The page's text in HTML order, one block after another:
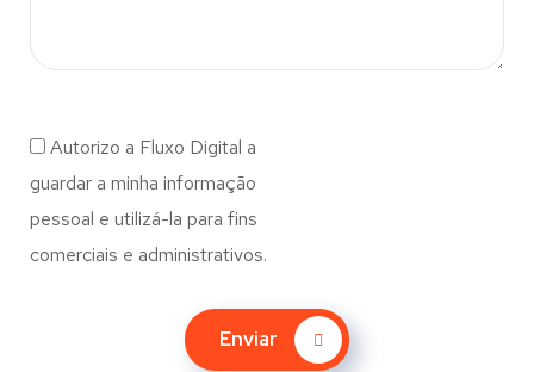
Autorizo a Fluxo Digital a
guardar a minha informação
pessoal e utilizá-la para fins
comerciais e administrativos.
Enviar